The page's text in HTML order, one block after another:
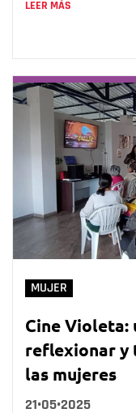
LEER MÁS
MUJER
Cine Violeta:
reflexionar y
las mujeres
21•05•2025